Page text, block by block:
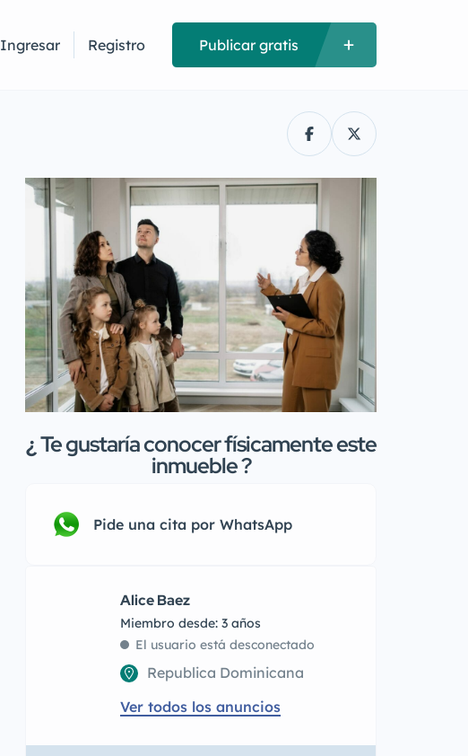
Ingresar Registro Publicar gratis
¿Te gustaría conocer físicamente este
inmueble ?
Pide una cita por WhatsApp
Alice Baez
Miembro desde: 3 años
El usuario está desconectado
Republica Dominicana
Ver todos los anuncios